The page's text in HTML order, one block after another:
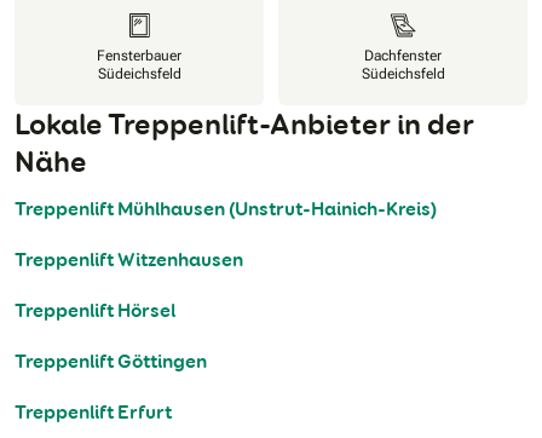
Fensterbauer
Südeichsfeld
Dachfenster
Südeichsfeld
Lokale Treppenlift-Anbieter in der
Nähe
Treppenlift Mühlhausen (Unstrut-Hainich-Kreis)
Treppenlift Witzenhausen
Treppenlift Hörsel
Treppenlift Göttingen
Treppenlift Erfurt